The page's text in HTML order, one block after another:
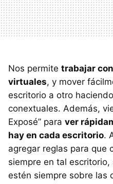
Nos permite trabajar
virtuales, y mover
escritorio a otro
conextuales. Además,
Exposé” para ver
hay en cada escritorio.
agregar reglas para que
siempre en tal
estén siempre sobre las